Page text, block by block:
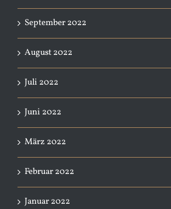
September 2022
August 2022
Juli 2022
Juni 2022
März 2022
Februar 2022
Januar 2022